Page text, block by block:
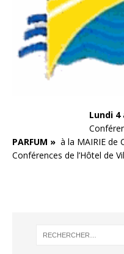
Lundi 4
PARFUM » à la MAIRIE de
Conférences de l’Hôtel de